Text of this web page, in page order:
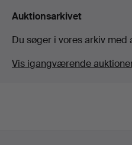
Auktionsarkivet
Du søger i vores arkiv med
Vis igangværende